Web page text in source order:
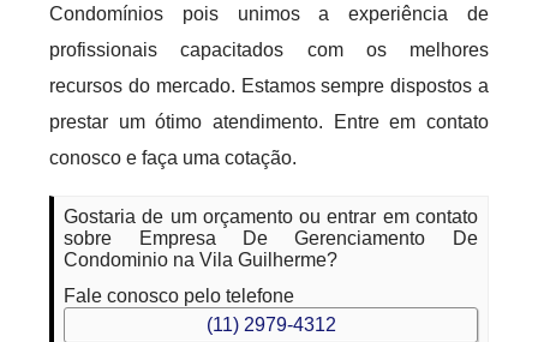
Condomínios pois unimos a experiência de
profissionais capacitados com os melhores
recursos do mercado. Estamos sempre dispostos a
prestar um ótimo atendimento. Entre em contato
conosco e faça uma cotação.
Gostaria de um orçamento ou entrar em contato
sobre Empresa De Gerenciamento De
Condominio na Vila Guilherme?
Fale conosco pelo telefone
(11) 2979-4312